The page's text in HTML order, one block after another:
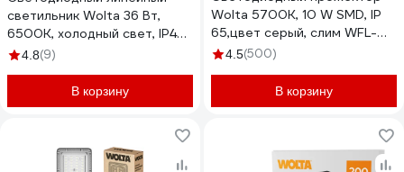
светильник Wolta 36 Вт,
6500К, холодный свет, IP40
WLFW36W03
4.8(9)
В корзину
Wolta 5700K, 10 W SMD, IP
65,цвет серый, слим WFL-
10W\/06 WFL-10W/06
4.5(500)
В корзину